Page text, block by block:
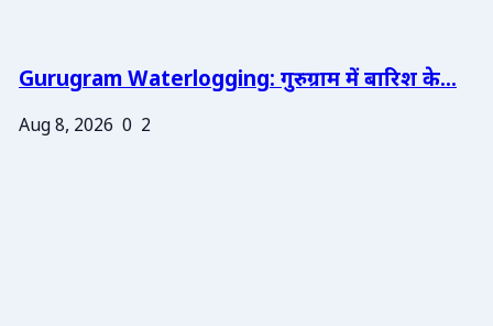
Gurugram Waterlogging: गुरुग्राम में बारिश के...
Aug 8, 2026 0 2